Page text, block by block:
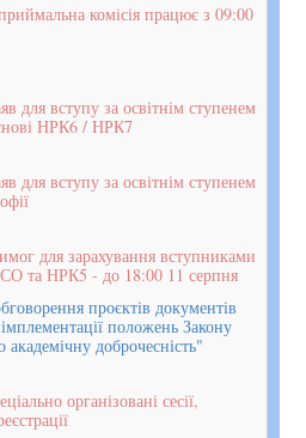
комісія працює з 09:00
для вступу за освітнім ступенем
НРК6 / НРК7
для вступу за освітнім ступенем
для зарахування вступниками
та НРК5 - до 18:00 11 серпня
проєктів документів
положень Закону
доброчесність"
організовані сесії,